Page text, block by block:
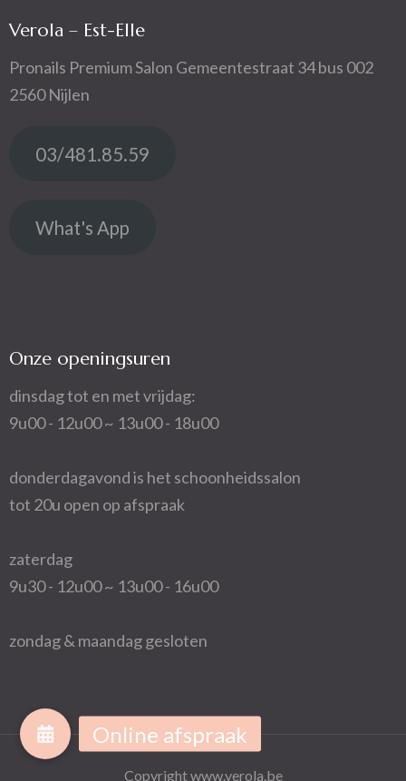
Verola – Est-Elle
Pronails Premium Salon Gemeentestraat 34 bus 002
2560 Nijlen
03/481.85.59
What's App
Onze openingsuren
dinsdag tot en met vrijdag:
9u00 - 12u00 ~ 13u00 - 18u00
donderdagavond is het schoonheidssalon
tot 20u open op afspraak
zaterdag
9u30 - 12u00 ~ 13u00 - 16u00
zondag & maandag gesloten
Copyright www.verola.be